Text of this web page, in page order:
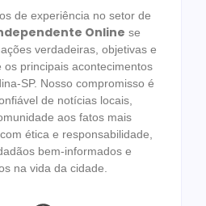
de experiência no setor de
Online se
verdadeiras, objetivas e
principais acontecimentos
SP. Nosso compromisso é
de notícias locais,
aos fatos mais
ética e responsabilidade,
bem-informados e
na vida da cidade.